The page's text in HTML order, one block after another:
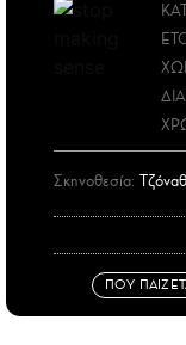
Σκηνοθεσία:
ΠΟΥ